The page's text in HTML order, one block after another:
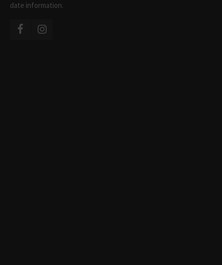
date information.